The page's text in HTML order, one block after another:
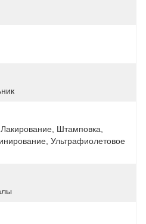
Штамповка,
Ультрафиолетовое